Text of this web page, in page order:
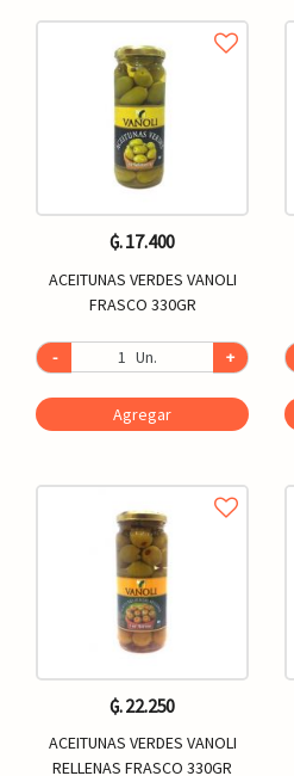
₲. 17.400
ACEITUNAS VERDES VANOLI
FRASCO 330GR
- Un. +
Agregar
₲. 22.250
ACEITUNAS VERDES VANOLI
RELLENAS FRASCO 330GR